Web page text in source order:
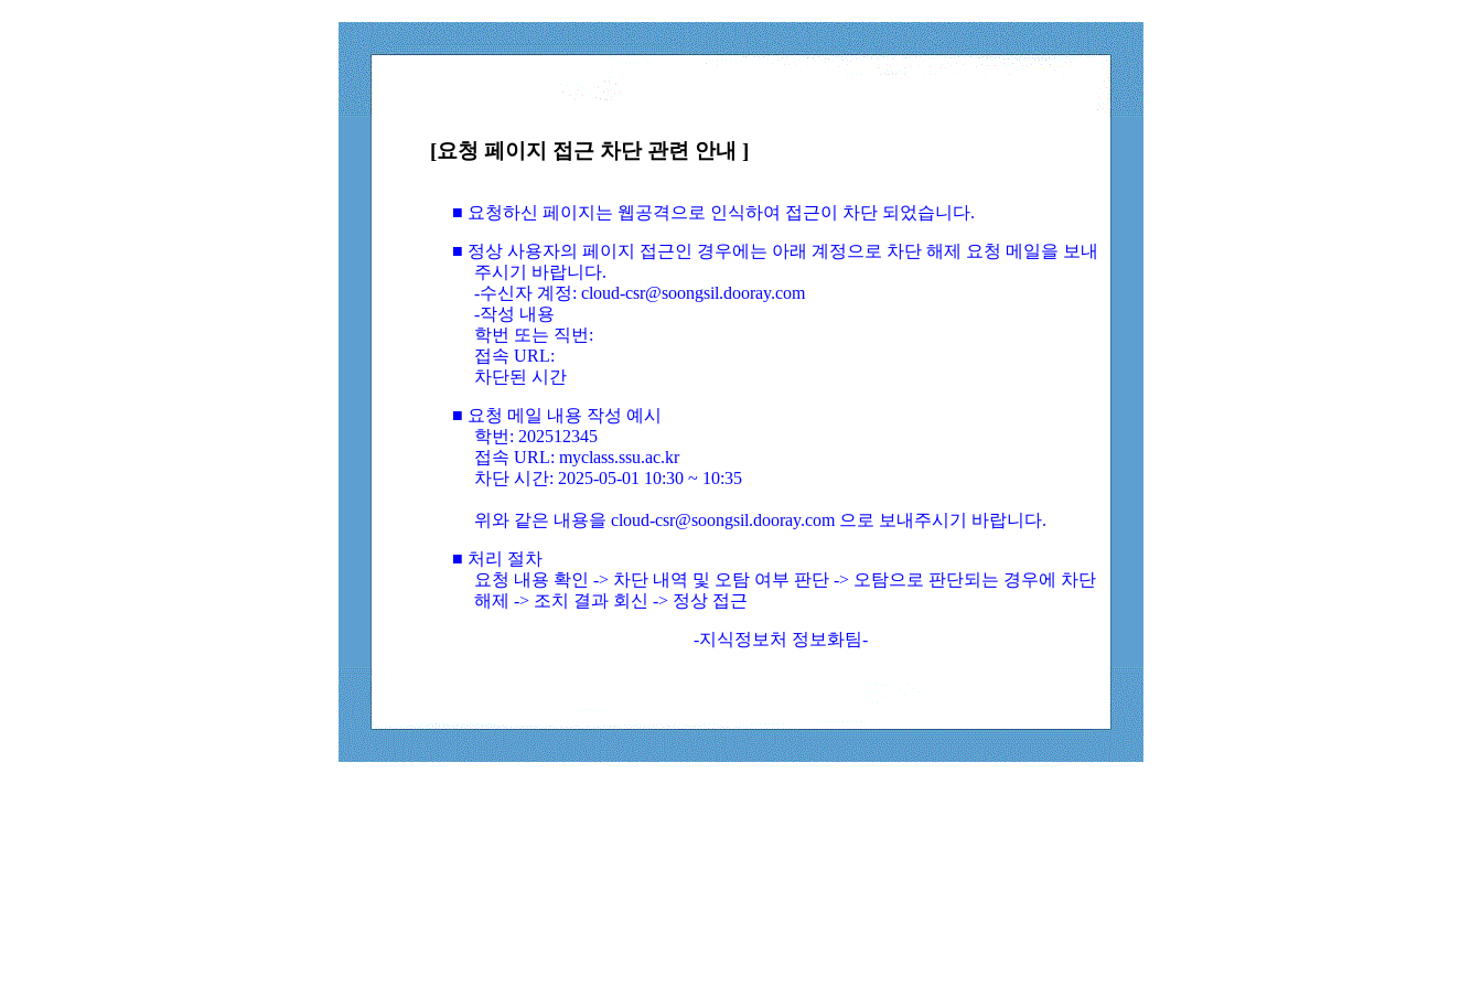
[요청 페이지 접근 차단 관련 안내 ]
■ 요청하신 페이지는 웹공격으로 인식하여 접근이 차단 되었습니다.
■ 정상 사용자의 페이지 접근인 경우에는 아래 계정으로 차단 해제 요청 메일을 보내
주시기 바랍니다.
-수신자 계정: cloud-csr@soongsil.dooray.com
-작성 내용
학번 또는 직번:
접속 URL:
차단된 시간
■ 요청 메일 내용 작성 예시
학번: 202512345
접속 URL: myclass.ssu.ac.kr
차단 시간: 2025-05-01 10:30 ~ 10:35
위와 같은 내용을 cloud-csr@soongsil.dooray.com 으로 보내주시기 바랍니다.
■ 처리 절차
요청 내용 확인 -> 차단 내역 및 오탐 여부 판단 -> 오탐으로 판단되는 경우에 차단
해제 -> 조치 결과 회신 -> 정상 접근
-지식정보처 정보화팀-